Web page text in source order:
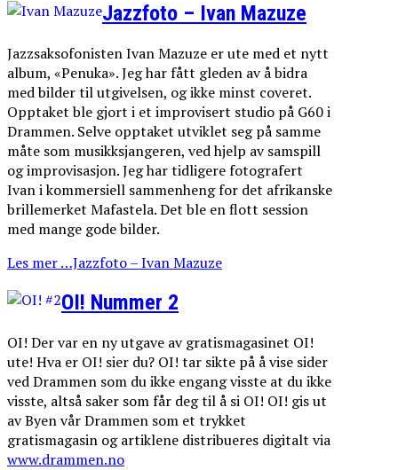
Jazzfoto – Ivan Mazuze
Jazzsaksofonisten Ivan Mazuze er ute med et nytt
album, «Penuka». Jeg har fått gleden av å bidra
med bilder til utgivelsen, og ikke minst coveret.
Opptaket ble gjort i et improvisert studio på G60 i
Drammen. Selve opptaket utviklet seg på samme
måte som musikksjangeren, ved hjelp av samspill
og improvisasjon. Jeg har tidligere fotografert
Ivan i kommersiell sammenheng for det afrikanske
brillemerket Mafastela. Det ble en flott session
med mange gode bilder.
Les mer …Jazzfoto – Ivan Mazuze
OI! Nummer 2
OI! Der var en ny utgave av gratismagasinet OI!
ute! Hva er OI! sier du? OI! tar sikte på å vise sider
ved Drammen som du ikke engang visste at du ikke
visste, altså saker som får deg til å si OI! OI! gis ut
av Byen vår Drammen som et trykket
gratismagasin og artiklene distribueres digitalt via
www.drammen.no